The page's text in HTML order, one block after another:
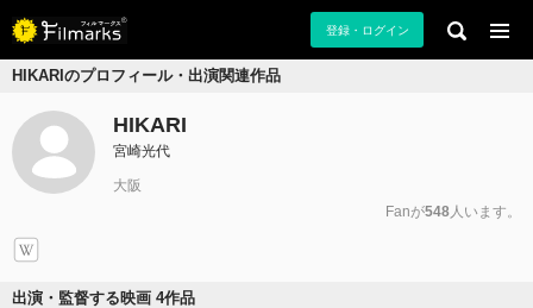
登録・ログイン
HIKARIのプロフィール・出演関連作品
HIKARI
宮崎光代
大阪
Fanが548人います。
出演・監督する映画 4作品